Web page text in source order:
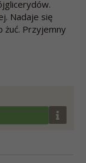
Nadaje się
żuć. Przyjemny